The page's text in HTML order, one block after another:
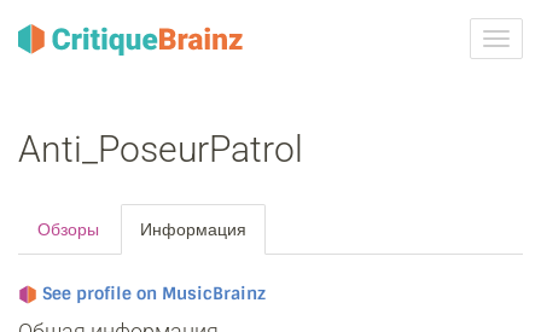
Anti_PoseurPatrol
Обзоры Информация
See profile on MusicBrainz